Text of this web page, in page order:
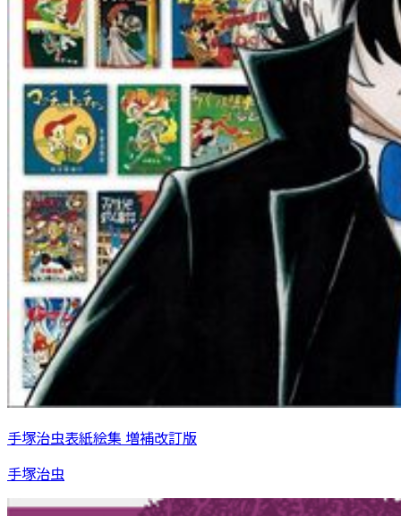
手塚治虫表紙絵集 増補改訂版
手塚治虫